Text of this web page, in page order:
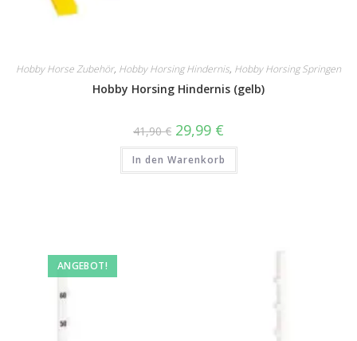
Hobby Horse Zubehör, Hobby Horsing Hindernis, Hobby Horsing Springen
Hobby Horsing Hindernis (gelb)
41,90€ Ursprünglicher
Preis
war:
41,90 €
29,99 €
ist:
29,99 €.
In den Warenkorb
ANGEBOT!